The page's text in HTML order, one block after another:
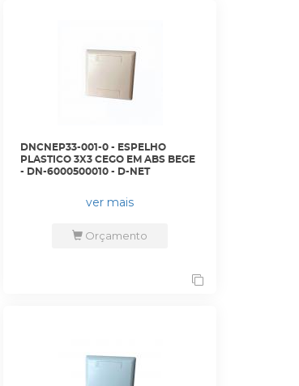
DNCNEP33-001-0 - ESPELHO
PLASTICO 3X3 CEGO EM ABS BEGE
- DN-6000500010 - D-NET
ver mais
Orçamento